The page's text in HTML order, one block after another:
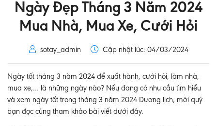
Ngày Đẹp Tháng 3 Năm 2024
Mua Nhà, Mua Xe, Cưới Hỏi
sotay_admin Cập nhật lúc: 04/03/2024
Ngày tốt tháng 3 năm 2024 để xuất hành, cưới hỏi, làm nhà,
mua xe,… là những ngày nào? Nếu đang có nhu cầu tìm hiểu
và xem ngày tốt trong tháng 3 năm 2024 Dương lịch, mời quý
bạn đọc cùng tham khảo bài viết dưới đây.